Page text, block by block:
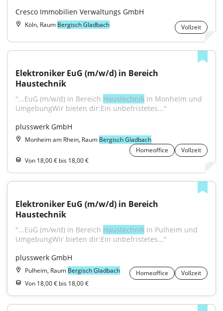
Cresco Immobilien Verwaltungs GmbH
Köln, Raum Bergisch Gladbach Vollzeit
Elektroniker EuG (m/w/d) in Bereich
Haustechnik
"...EuG (m/w/d) in Bereich Haustechnik in Monheim und
UmgebungWir bieten dir:Ein unbefristetes..."
plusswerk GmbH
Monheim am Rhein, Raum Bergisch Gladbach
Homeoffice
Vollzeit
Von 18,00 € bis 18,00 €
Elektroniker EuG (m/w/d) in Bereich
Haustechnik
"...EuG (m/w/d) in Bereich Haustechnik in Pulheim und
UmgebungWir bieten dir:Ein unbefristetes..."
plusswerk GmbH
Pulheim, Raum Bergisch Gladbach Homeoffice
Vollzeit
Von 18,00 € bis 18,00 €